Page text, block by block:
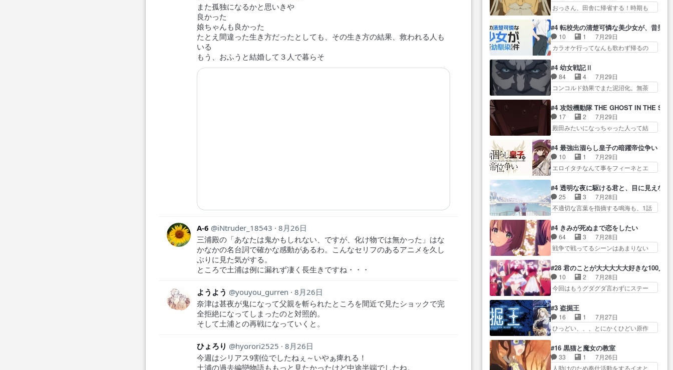
また孤独になるかと思いきや
良かった
娘ちゃんも良かった
たとえ間違った生き方だったとしても、その生き方の結果、救われる人も
いる
もう、おふうと結婚して３人で暮らそ
A-6 iNtruder_18543
8月26日
三浦殿の「あなたは鬼かもしれない、ですが、化け物では無かった」はな
かなかの名台詞で確かな感動があるわ。こんなセリフのあるアニメを久し
ぶりに見た気がする。
ところで土浦は例に漏れず凄く長生きですね・・・
ようよう youyou_gurren
8月26日
奈津は甚夜が鬼になって父親を斬られたところを間近で見たショックで完
全拒絶になってしまったのと対照的。
そして土浦との再戦になっていくと。
ひょろり hyorori2525
8月26日
今週はシリアス9割位でしたねぇ～いやぁ痺れる！
土浦の過去編戀物語ももっと見たかったけど中途半端でしたね。
姉… ダラさん、人型形態にもな
れるんか!?w髪…
コヤ支配がますますひどく……。
裁支配を強化、… やはりヨコヤ
いいですね。昼の国が勝てる
流… 役で出演いたしました。次
回も緊張が止まり…
無く… テーマ：テスト勉強と大
会感想は、美緒がテ… すげーー
優… 深夜の格ゲー対戦よりテス
トの方がよっぽど… 真剣に授業
を受けて、夜は珠樹の部屋で格
勉強会！美緒ちゃ… 受験勉強と
戦闘の2択なら戦闘を選ぶ娘w
美… 勉強嫌いでバトルを選ぶっ
て、ひぐらしの沙…
おっさん、田舎に帰省する！時期も
副団長、年長者が強い順… 底知
れない爺さんには夢が詰まってると
思う… クルニ、ヘンブリッツ、
ミュイと一緒におっ… 帰省、お
確… 父親から手紙が来た。サー
ベルボアの退治の… ここでヘン
ブリッツくんが同行するのが変
に・ベリルはミュ… おっさんの
親となるとお爺ちゃんだよね孫
扱… ・ベリル、実家に帰ること
に・ベリルはミュ…
#4 転校先の清楚可憐な美少女が、昔男
10 1
7月29日
カラオケ行ってなんも歌わず帰るの
めっちゃ可愛いぞ！！！… どう
やらあの女優さんが春希のお母さん
のよ… 春希ちゃん姫ちゃんに野
菜の子も凄え可愛い… 隼人くん
全… 第４話をU-NEXTで視聴しま
した。視聴… スマホを買うた
め、都心で待ち合わせをした…
だかん… いきなりシリアス展開
ぶち込んでくるじゃん… 春希の
家庭事情は複雑。食事とか隼人が親
身…
#4 幼女戦記Ⅱ
84 4
7月29日
コンコルド効果でまた泥沼化。無茶
自らが行う煙草と葉巻は… ブロ
グを更新しました!!宜しければ、是
非… 計画通りにはいかないね笑
やり遂げた(ほぼ… 今回もターニ
し… 白髪の男性が語った家族を
失った喪無感が、… 連邦に対し
て有利な講話条件を引き出すた
ターニャの勝利軍… 犠牲を払っ
ても良いならお前たちが前線へ
行… 戦闘がアッサリし過ぎじゃ
ない？戦争がメイ…
#4 攻殻機動隊 THE GHOST IN THE
17 2
7月29日
殿田みたいになっちゃった人って結
と思ってたら、トグサが… あの
見た目もうただのロボでしかないん
だよ… 俺らの汗拭きそりゃいや
だろwwバトー＆ト… イノセンス
イ… アダム・リンクやジェイム
スン(教授)型サ… アンドロイドも
おっさんの汗を拭くのは嫌や…
ったエピ… コミカルなのにも慣
れてきました。１話でし… ロボ
ットの反乱は今となっては良くある
話し…
#4 最強出涸らし皇子の暗躍帝位争い
10 1
7月29日
エロイタチなんて事をフィーネとエ
た事を…フィーネは自分… モン
スターを呼ぶ笛？黒幕は狩猟祭とは
関係… 平凡な少女に見える眼鏡w
眼鏡属性は持ち合… 神アニメ、
の… フィーネがアルノルトに活
躍してもらいたが… 第４話を
ABEMAで視聴しました。視聴
２度目のデート出… マジできな
臭いぞ帝位争い。姉からの刺客
を… ふぃーねと町の様子を見に
行ったら町中で窃…
#4 透明な夜に駆ける君と、目に見えない
25 3
7月28日
不適切な言葉を指摘する鳴海も、1話
り微笑ましいw良い奴… どう接し
ていいのかわからず戸惑うかける
も… 盲目だと相手の表情も分か
らないからどう思… 今期のバッ
… 初デートで冬月を笑わせよう
とする姿も冬月… 特に大きな事
件やイベントが起きるでもな
うとする姿も冬月… 3話までは主
人公がどうでもいいことでず
っ… 花火購入に浅草へ…行き当
たりばったり訪問…
#4 きみが死ぬまで恋をしたい
64 3
7月28日
戦争で戦ってるシーンはあまりない
れなかったようなシーナ… ミミ
の存在で揺らぐ14クラス約束された
死… ミミの秘密をあっさり受け
入れたのは拍子抜… 蘇生魔法っ
手… 蘇生魔法ヤバイけどミミい
なかったら詰んで… アニメオタ
クあるある：作中に花が登場す
した！アリとセイ… ごめん、そ
ういう話がしたい作品じゃない
の… 第４話感想：その口止め効
#28 君のことが大大大大大好きな100人
10 2
7月28日
今回はもうグダグダ言わずにステー
大好きな１００人の彼女… 100カ
ノ版ラブライブ！？こういうのは
人… 俺、みんなのレッスン動画
をDVDが焼きき… アナウンス役
ア… 恋太郎ファミリーがガチで
アイドルに挑戦！… ギャグギャ
#3 盗掘王
16 1
7月27日
ひっどい、、、とにかくひどい原作
ることもあるのか結構面… 久野
美咲さんと言えば幼女！アイマスの
市原… 遼河は目的の為には人命
#16 黒猫と魔女の教室
33 1
7月26日
人助けのため奉仕活動をするイオと